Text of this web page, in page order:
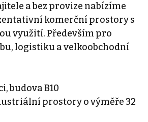
a bez provize nabízíme
komerční prostory s
využití. Především pro
logistiku a velkoobchodní
budova B10
prostory o výměře 32